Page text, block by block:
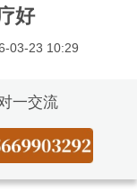
好
03-23 10:29
一交流